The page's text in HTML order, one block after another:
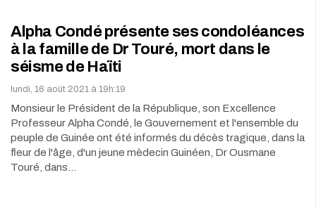
Alpha Condé présente ses condoléances
à la famille de Dr Touré, mort dans le
séisme de Haïti
lundi, 16 août 2021 à 19h:19
Monsieur le Président de la République, son Excellence
Professeur Alpha Condé, le Gouvernement et l'ensemble du
peuple de Guinée ont été informés du décès tragique, dans la
fleur de l'âge, d'un jeune mèdecin Guinéen, Dr Ousmane
Touré, dans…